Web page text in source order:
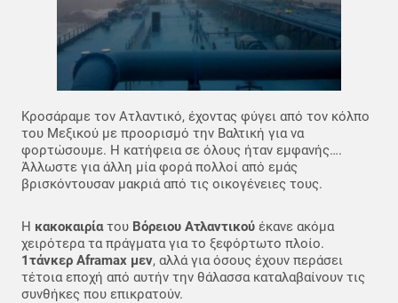
Κροσάραμε τον Ατλαντικό, έχοντας φύγει από τον κόλπο
του Μεξικού με προορισμό την Βαλτική για να
φορτώσουμε. Η κατήφεια σε όλους ήταν εμφανής….
Άλλωστε για άλλη μία φορά πολλοί από εμάς
βρισκόντουσαν μακριά από τις οικογένειες τους.
Η κακοκαιρίατου Βόρειου Ατλαντικού έκανε ακόμα
χειρότερα τα πράγματα για το ξεφόρτωτο πλοίο.
1τάνκερ Aframax μεν, αλλά για όσους έχουν περάσει
τέτοια εποχή από αυτήν την θάλασσα καταλαβαίνουν τις
συνθήκες που επικρατούν.